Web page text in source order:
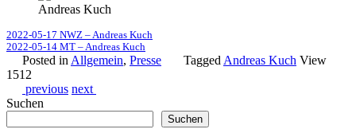
Andreas Kuch
2022-05-17 NWZ – Andreas Kuch
2022-05-14 MT – Andreas Kuch
Posted in Allgemein, Presse Tagged Andreas Kuch View
1512
previous next
Suchen
Suchen